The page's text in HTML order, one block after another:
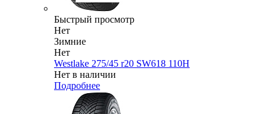
Быстрый просмотр
Нет
Зимние
Нет
Westlake 275/45 r20 SW618 110H
Нет в наличии
Подробнее